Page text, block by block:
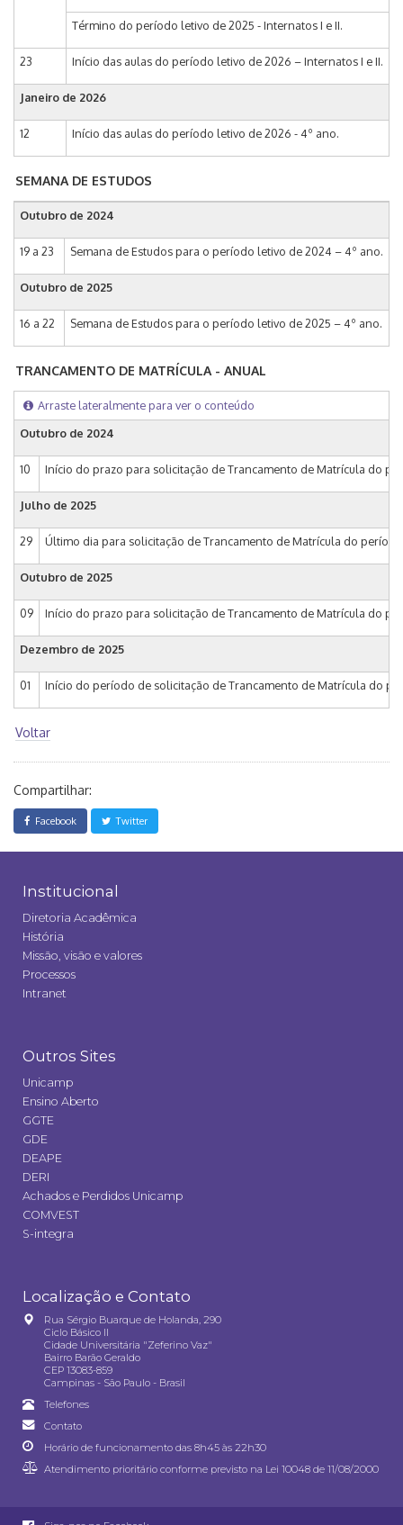
Término do período letivo de 2025 - Internatos I e II.
23 Início das aulas do período letivo de 2026 – Internatos I e II.
Janeiro de 2026
12 Início das aulas do período letivo de 2026 - 4º ano.
SEMANA DE ESTUDOS
Outubro de 2024
19 a 23 Semana de Estudos para o período letivo de 2024 – 4º ano.
Outubro de 2025
16 a 22 Semana de Estudos para o período letivo de 2025 – 4º ano.
TRANCAMENTO DE MATRÍCULA - ANUAL
Arraste lateralmente para ver o conteúdo
Outubro de 2024
10 Início do prazo para solicitação de Trancamento de Matrícula do
Julho de 2025
29 Último dia para solicitação de Trancamento de Matrícula do
Outubro de 2025
09 Início do prazo para solicitação de Trancamento de Matrícula do
Dezembro de 2025
01 Início do período de solicitação de Trancamento de Matrícula do
Voltar
Compartilhar:
Facebook Twitter
Institucional
Diretoria Acadêmica
História
Missão, visão e valores
Processos
Intranet
Outros Sites
Unicamp
Ensino Aberto
GGTE
GDE
DEAPE
DERI
Achados e Perdidos Unicamp
COMVEST
S-integra
Localização e Contato
Rua Sérgio Buarque de Holanda, 290
Ciclo Básico II
Cidade Universitária "Zeferino Vaz"
Bairro Barão Geraldo
CEP 13083-859
Campinas - São Paulo - Brasil
Telefones
Contato
Horário de funcionamento das 8h45 às 22h30
Atendimento prioritário conforme previsto na Lei 10048 de 11/08/2000